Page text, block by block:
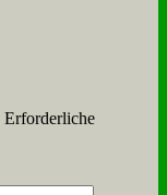
Erforderliche